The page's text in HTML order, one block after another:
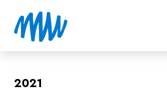
2021